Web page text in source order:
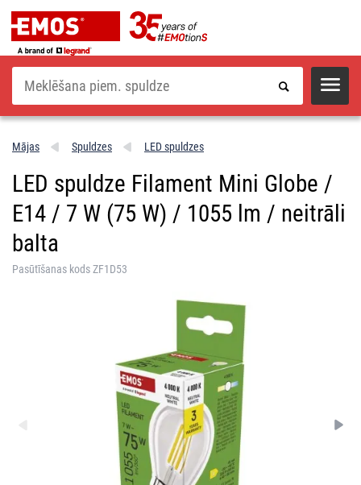
Meklēšana
Mājas Spuldzes LED spuldzes
LED spuldze Filament Mini Globe /
E14 / 7 W (75 W) / 1055 lm / neitrāli
balta
Pasūtīšanas kods ZF1D53